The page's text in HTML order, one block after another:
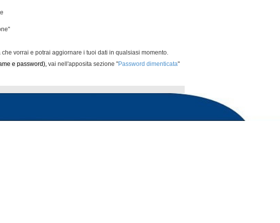
vorrai e potrai aggiornare i tuoi dati in qualsiasi momento.
e password), vai nell'apposita sezione "Password dimenticata"